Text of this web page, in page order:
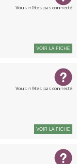
Vous n'êtes pas connecté
VOIR LA FICHE
Vous n'êtes pas connecté
VOIR LA FICHE